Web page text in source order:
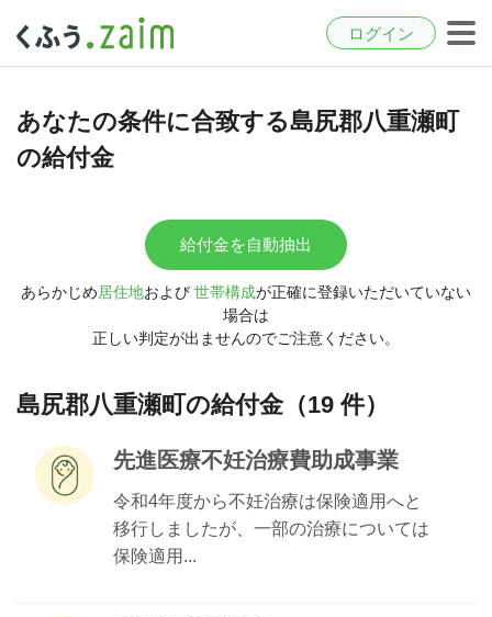
ログイン
あなたの条件に合致する島尻郡八重瀬町
の給付金
給付金を自動抽出
あらかじめ居住地および 世帯構成が正確に登録いただいていない
場合は
正しい判定が出ませんのでご注意ください。
島尻郡八重瀬町の給付金（19 件）
先進医療不妊治療費助成事業
令和4年度から不妊治療は保険適用へと
移行しましたが、一部の治療については
保険適用...